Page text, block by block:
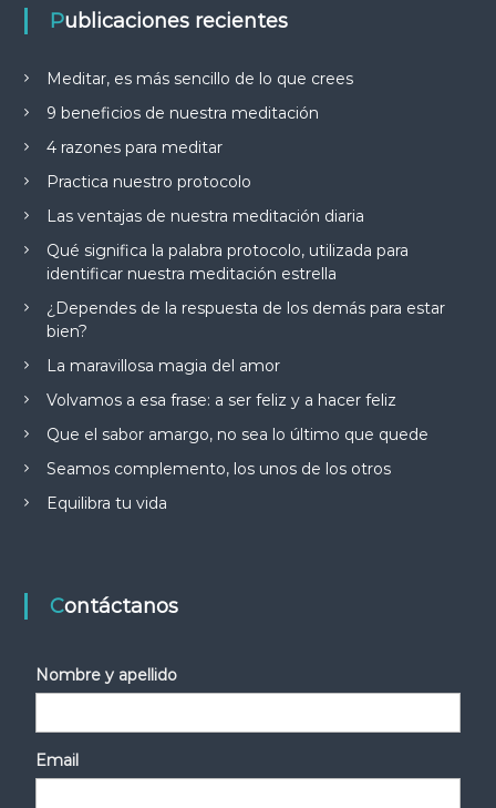
Publicaciones recientes
Meditar, es más sencillo de lo que crees
9 beneficios de nuestra meditación
4 razones para meditar
Practica nuestro protocolo
Las ventajas de nuestra meditación diaria
Qué significa la palabra protocolo, utilizada para
identificar nuestra meditación estrella
¿Dependes de la respuesta de los demás para estar
bien?
La maravillosa magia del amor
Volvamos a esa frase: a ser feliz y a hacer feliz
Que el sabor amargo, no sea lo último que quede
Seamos complemento, los unos de los otros
Equilibra tu vida
Contáctanos
Nombre y apellido
Email